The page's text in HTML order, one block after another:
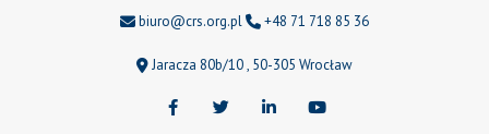
biuro@crs.org.pl +48 71 718 85 36
Jaracza 80b/10 , 50-305 Wrocław